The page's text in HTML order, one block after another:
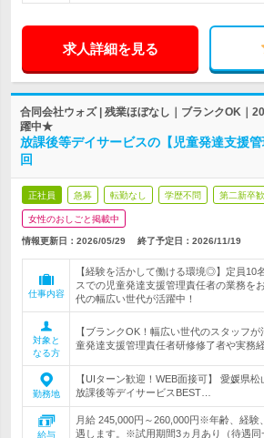
求人詳細を見る
合同会社ウォズ | 残業ほぼなし｜ブランクOK｜
躍中★
放課後等デイサービスの【児童発達支援
回
正社員 急募 転勤なし 学歴不問 第二新卒
女性のおしごと掲載中
情報更新日：2026/05/29 終了予定日： 2026/11/19
仕事内容
【経験を活かして働ける環境◎】定員10
スでの児童発達支援管理責任者の業務を
代の幅広い世代が活躍中！
対象と
なる方
【ブランクOK！幅広い世代のスタッフ
童発達支援管理責任者研修修了者や実務
勤務地
【UIターン歓迎！WEB面接可】 愛媛県
放課後等デイサービスBEST…
給与
月給 245,000円～260,000円※年齢、経験
遇します。※試用期間3ヵ月あり（待遇同